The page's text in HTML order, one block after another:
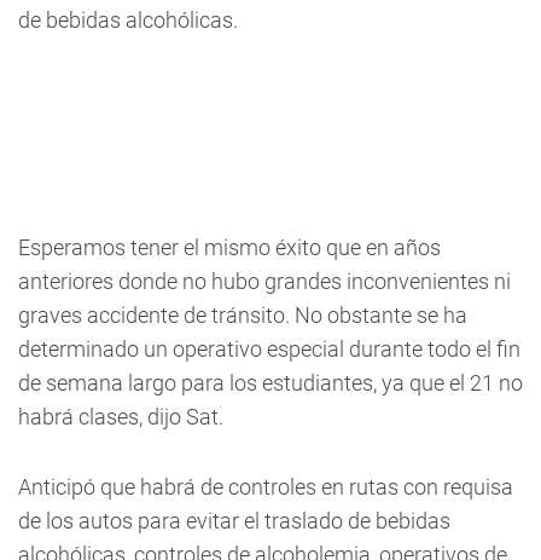
de bebidas alcohólicas.
Esperamos tener el mismo éxito que en años
anteriores donde no hubo grandes inconvenientes ni
graves accidente de tránsito. No obstante se ha
determinado un operativo especial durante todo el fin
de semana largo para los estudiantes, ya que el 21 no
habrá clases, dijo Sat.
Anticipó que habrá de controles en rutas con requisa
de los autos para evitar el traslado de bebidas
alcohólicas, controles de alcoholemia, operativos de